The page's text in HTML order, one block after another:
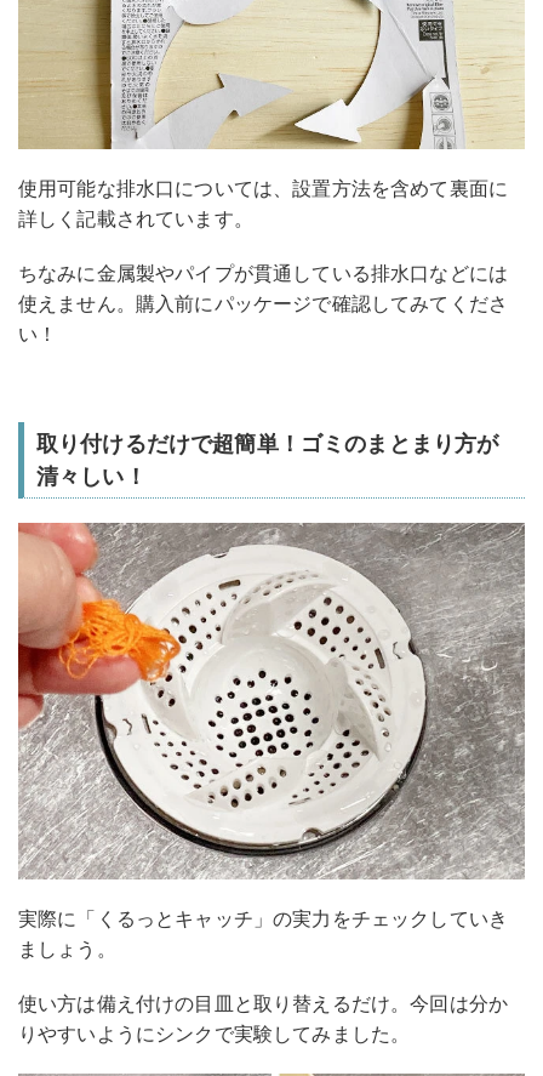
使用可能な排水口については、設置方法を含めて裏面に
詳しく記載されています。
ちなみに金属製やパイプが貫通している排水口などには
使えません。購入前にパッケージで確認してみてくださ
い！
取り付けるだけで超簡単！ゴミのまとまり方が
清々しい！
実際に「くるっとキャッチ」の実力をチェックしていき
ましょう。
使い方は備え付けの目皿と取り替えるだけ。今回は分か
りやすいようにシンクで実験してみました。